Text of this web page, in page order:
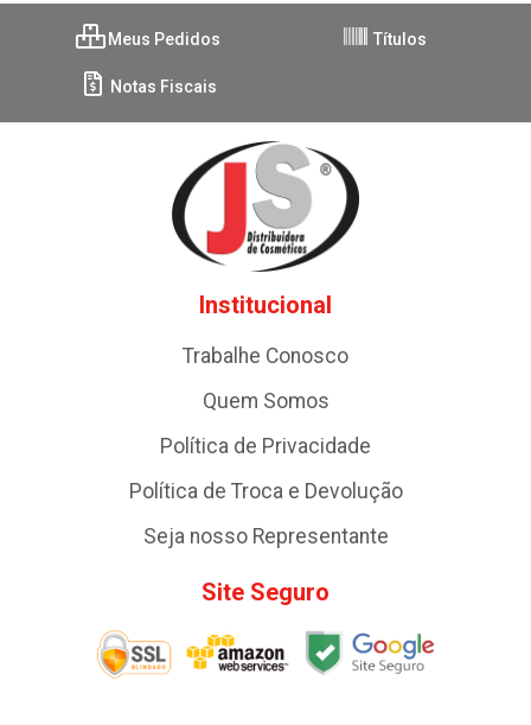
Meus Pedidos Títulos
Notas Fiscais
Institucional
Trabalhe Conosco
Quem Somos
Política de Privacidade
Política de Troca e Devolução
Seja nosso Representante
Site Seguro